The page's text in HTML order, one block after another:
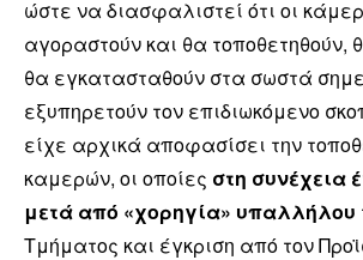
ώστε να διασφαλιστεί ότι οι
αγοραστούν και θα τοποθετηθούν,
θα εγκατασταθούν στα σωστά
εξυπηρετούν τον επιδιωκόμενο
είχε αρχικά αποφασίσει την
καμερών, οι οποίες στη συνέχεια
μετά από «χορηγία» υπαλλήλου
Τμήματος και έγκριση από τον